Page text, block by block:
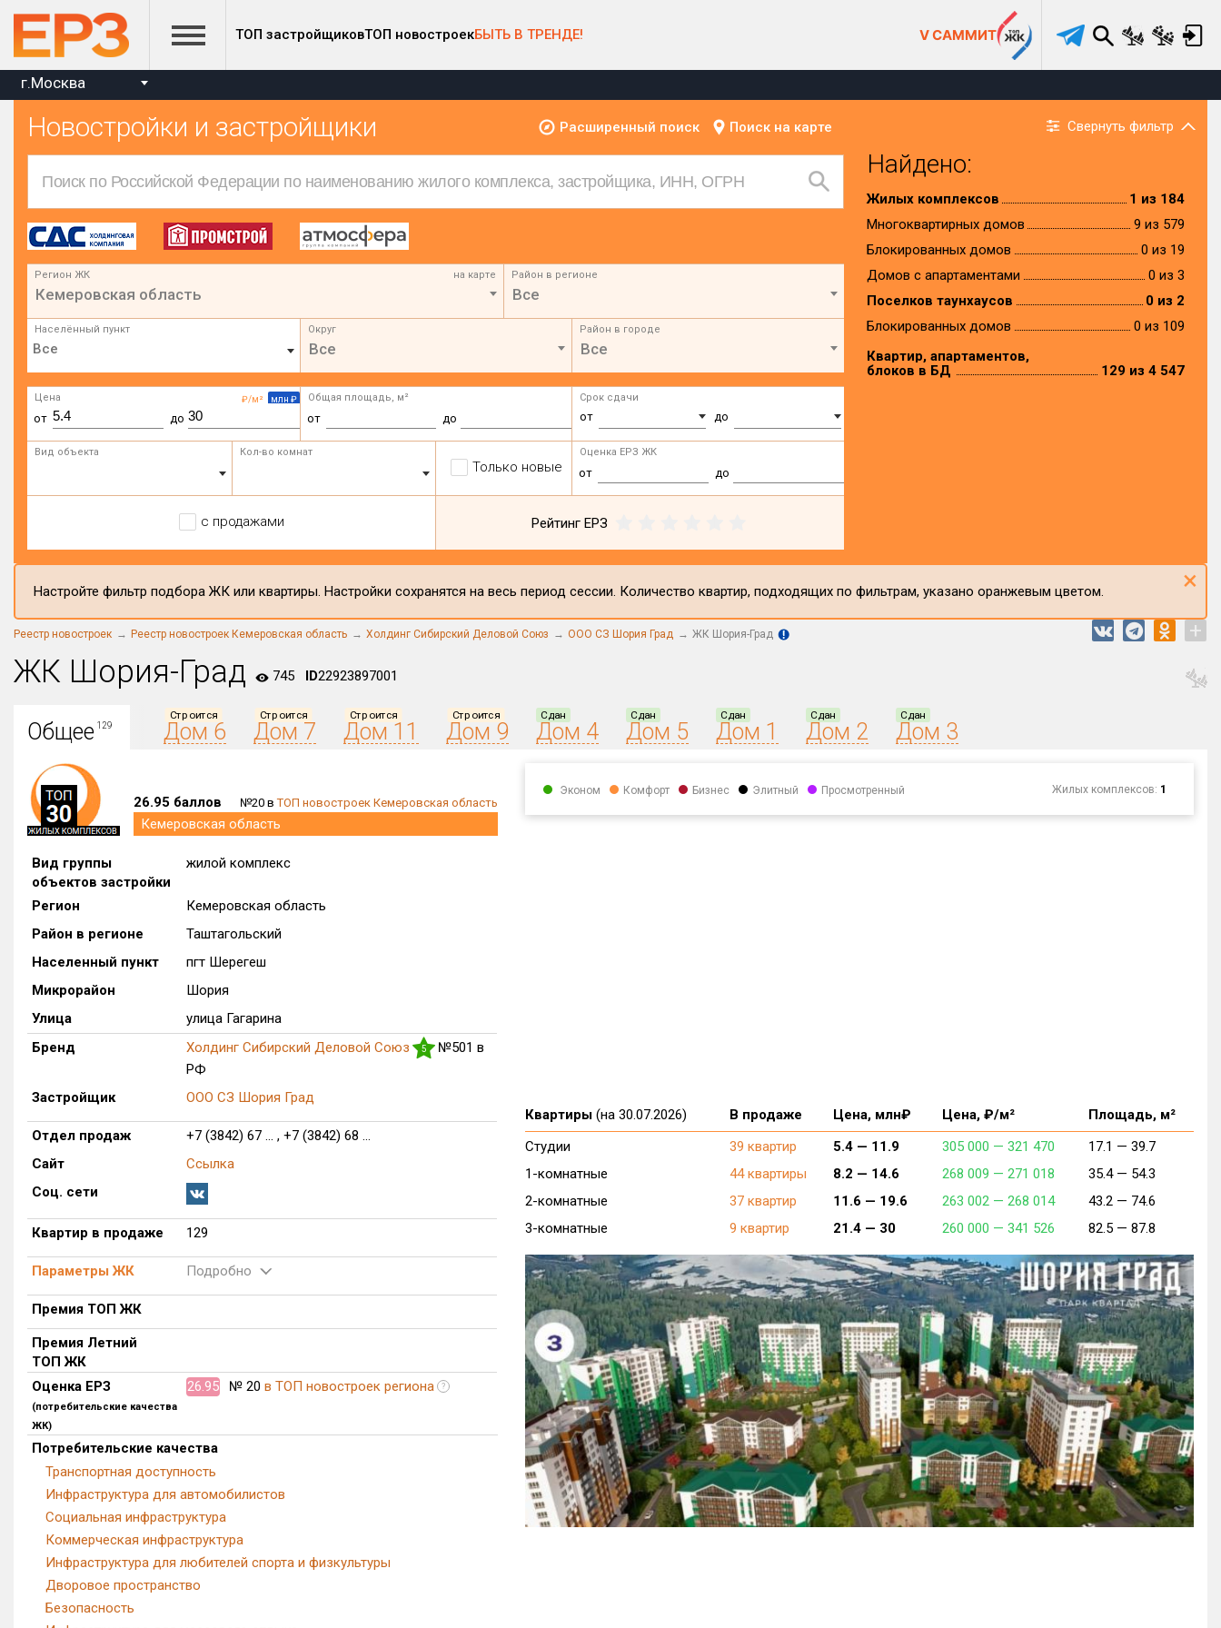
ТОП застройщиковТОП новостроекБЫТЬ В ТРЕНДЕ! V САММИТ
г.Москва
Новостройки и застройщики Расширенный поиск Поиск на карте Свернуть фильтр
Регион ЖК на карте
Кемеровская область
Район в регионе
Все
Населённый пункт Округ
Все
Район в городе
Все
₽/м² млн ₽
Цена
от до
Общая площадь, м²
от до
Срок сдачи
от до
Вид объекта Кол-во комнат
Только новые
Оценка ЕРЗ ЖК
от до
с продажами Рейтинг ЕРЗ
Найдено:
Жилых комплексов
1 из 184
Многоквартирных домов
9 из 579
Блокированных домов
0 из 19
Домов с апартаментами
0 из 3
Поселков таунхаусов
0 из 2
Блокированных домов
0 из 109
Квартир, апартаментов,
блоков в БД
129 из 4 547
Настройте фильтр подбора ЖК или квартиры. Настройки сохранятся на весь период сессии. Количество квартир, подходящих по фильтрам, указано оранжевым цветом. ×
Реестр новостроек Реестр новостроек Кемеровская область Холдинг Сибирский Деловой Союз ООО СЗ Шория Град ЖК Шория-Град +
ЖК Шория-Град 745 ID22923897001
Общее129
Строится
Дом 6
Строится
Дом 7
Строится
Дом 11
Строится
Дом 9
Сдан
Дом 4
Сдан
Дом 5
Сдан
Дом 1
Сдан
Дом 2
Сдан
Дом 3
26.95 баллов №20 вТОП новостроек Кемеровская область
Кемеровская область
Вид группы
объектов застройки
жилой комплекс
Регион
Кемеровская область
Район в регионе
Таштагольский
Населенный пункт
пгт Шерегеш
Микрорайон
Шория
Улица
улица Гагарина
Бренд
Холдинг Сибирский Деловой Союз 5
№501 в
РФ
Застройщик
ООО СЗ Шория Град
Отдел продаж
+7 (3842) 67 ... , +7 (3842) 68 ...
Сайт
Ссылка
Соц. сети
Квартир в продаже 129
Параметры ЖК Подробно
Премия ТОП ЖК
Премия Летний
ТОП ЖК
Оценка ЕРЗ
(потребительские качества
ЖК)
26.95 № 20 в ТОП новостроек региона ?
Потребительские качества
Транспортная доступность
Инфраструктура для автомобилистов
Социальная инфраструктура
Коммерческая инфраструктура
Инфраструктура для любителей спорта и физкультуры
Дворовое пространство
Безопасность
Эконом Комфорт Бизнес Элитный Просмотренный Жилых комплексов: 1
Квартиры (на 30.07.2026) В продаже Цена, млн₽ Цена, ₽/м²
Площадь, м²
Студии
39 квартир 5.4 — 11.9 305 000 — 321 470 17.1 — 39.7
1-комнатные
44 квартиры 8.2 — 14.6 268 009 — 271 018 35.4 — 54.3
2-комнатные
37 квартир 11.6 — 19.6 263 002 — 268 014 43.2 — 74.6
3-комнатные
9 квартир 21.4 — 30 260 000 — 341 526 82.5 — 87.8